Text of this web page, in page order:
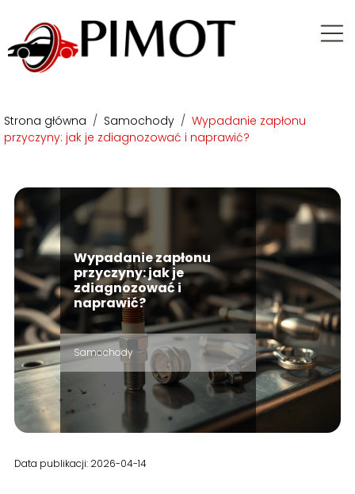
Strona główna / Samochody / Wypadanie zapłonu
przyczyny: jak je zdiagnozować i naprawić?
Wypadanie zapłonu
przyczyny: jak je
zdiagnozować i
naprawić?
Samochody
Data publikacji: 2026-04-14